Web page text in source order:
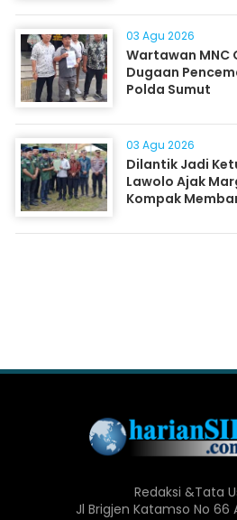
03 Agu 2026
Wartawan MNC
Dugaan
Polda Sumut
03 Agu 2026
Dilantik Jadi
Lawolo Ajak
Kompak
Redaksi &Tata
Jl Brigjen Katamso No 66